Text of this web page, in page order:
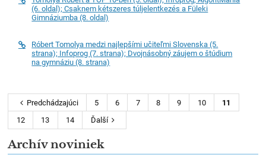
(6. oldal); Csaknem kétszeres túljelentkezés a Füleki
Gimnáziumba (8. oldal)
Róbert Tomolya medzi najlepšími učiteľmi Slovenska (5.
strana); Infoprog (7. strana); Dvojnásobný záujem o štúdium
na gymnáziu (8. strana)
Predchádzajúci 5 6 7 8 9 10
11
12
13 14 Ďalší
Archív noviniek